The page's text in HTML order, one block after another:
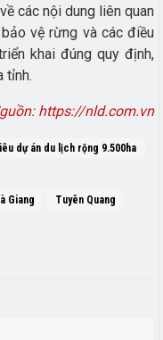
các nội dung liên quan
vệ rừng và các điều
khai đúng quy định,
tỉnh.
https://nld.com.vn
dự án du lịch rộng 9.500ha
Giang Tuyên Quang